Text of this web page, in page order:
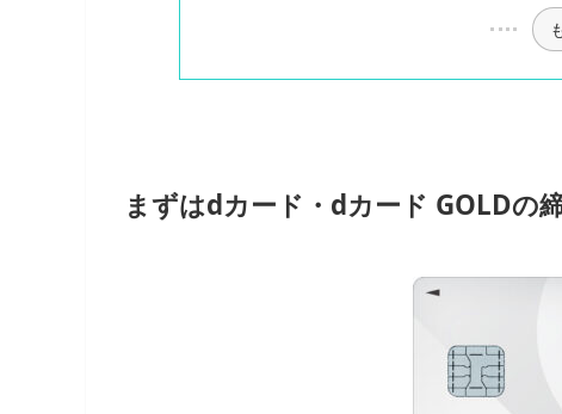
まずはdカード・dカード GOLDの